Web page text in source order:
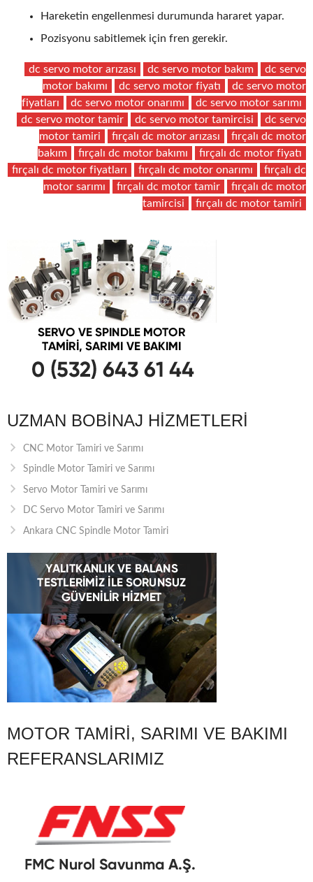
Hareketin engellenmesi durumunda hararet yapar.
Pozisyonu sabitlemek için fren gerekir.
dc servo motor arızası dc servo motor bakım
dc servo
motor bakımı
dc servo motor fiyatı
dc servo motor
fiyatları
dc servo motor onarımı
dc servo motor sarımı
dc servo motor tamir
dc servo motor tamircisi
dc servo
motor tamiri
fırçalı dc motor arızası
fırçalı dc motor
bakım
fırçalı dc motor bakımı
fırçalı dc motor fiyatı
fırçalı dc motor fiyatları
fırçalı dc motor onarımı
fırçalı dc
motor sarımı
fırçalı dc motor tamir
fırçalı dc motor
tamircisi
fırçalı dc motor tamiri
UZMAN BOBINAJ HIZMETLERI
CNC Motor Tamiri ve Sarımı
Spindle Motor Tamiri ve Sarımı
Servo Motor Tamiri ve Sarımı
DC Servo Motor Tamiri ve Sarımı
Ankara CNC Spindle Motor Tamiri
MOTOR TAMIRI, SARIMI VE BAKIMI
REFERANSLARIMIZ